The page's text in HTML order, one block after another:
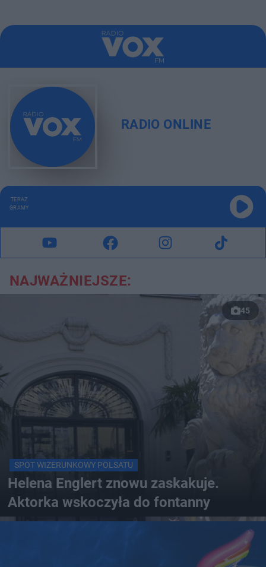
RADIO ONLINE
TERAZ
GRAMY
NAJWAŻNIEJSZE:
45
SPOT WIZERUNKOWY POLSATU
Helena Englert znowu zaskakuje.
Aktorka wskoczyła do fontanny